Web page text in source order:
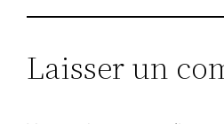
Laisser un